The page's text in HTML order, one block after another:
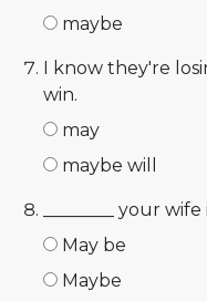
maybe
I know they're
win.
may
maybe will
________ your
May be
Maybe